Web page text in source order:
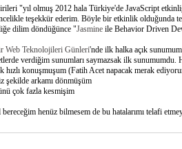
"yıl olmuş 2012 hala Türkiye'de JavaScript
teşekkür ederim. Böyle bir etkinlik olduğunda
dilim döndüğünce "Jasmineile Behavior Driven
Web Teknolojileri Günleri'nde ilk halka açık
verdiğim sunumları saymazsak ilk sunumumdu.
hızlı konuşmuşum (Fatih Acet napacak merak
şekilde arkamı dönmüşüm
çok fazla kesmişim
bereceğim henüz bilmesem de bu hatalarımı telafi